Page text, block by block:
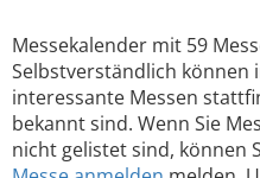
Messekalender mit 59
Selbstverständlich können
interessante Messen
bekannt sind. Wenn Sie
nicht gelistet sind, können